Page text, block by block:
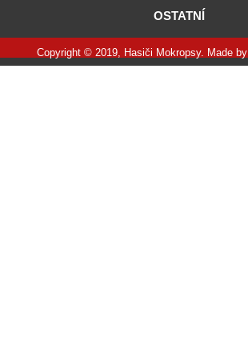
OSTATNÍ
Copyright © 2019, Hasiči Mokropsy. Made by